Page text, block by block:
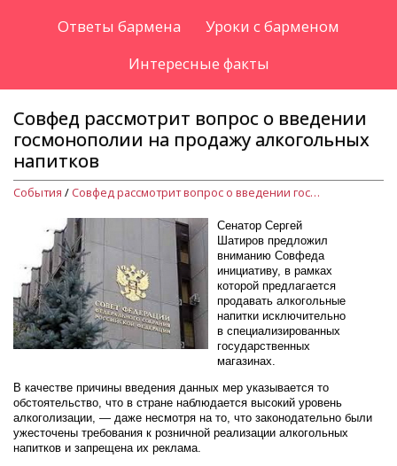
Ответы бармена
Уроки с барменом
Интересные факты
Совфед рассмотрит вопрос о введении
госмонополии на продажу алкогольных
напитков
События / Совфед рассмотрит вопрос о введении госмонополии на продажу алкогольных напитков
Сенатор Сергей
Шатиров предложил
вниманию Совфеда
инициативу, в рамках
которой предлагается
продавать алкогольные
напитки исключительно
в специализированных
государственных
магазинах.
В качестве причины введения данных мер указывается то
обстоятельство, что в стране наблюдается высокий уровень
алкоголизации, — даже несмотря на то, что законодательно были
ужесточены требования к розничной реализации алкогольных
напитков и запрещена их реклама.